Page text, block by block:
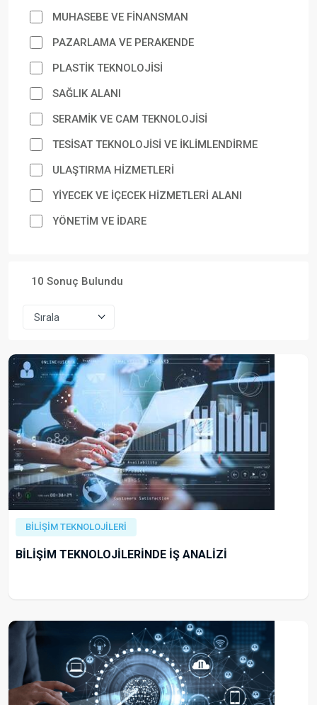
MUHASEBE VE FİNANSMAN
PAZARLAMA VE PERAKENDE
PLASTİK TEKNOLOJİSİ
SAĞLIK ALANI
SERAMİK VE CAM TEKNOLOJİSİ
TESİSAT TEKNOLOJİSİ VE İKLİMLENDİRME
ULAŞTIRMA HİZMETLERİ
YİYECEK VE İÇECEK HİZMETLERİ ALANI
YÖNETİM VE İDARE
10 Sonuç Bulundu
Sırala
BİLİŞİM TEKNOLOJİLERİ
BİLİŞİM TEKNOLOJİLERİNDE İŞ ANALİZİ